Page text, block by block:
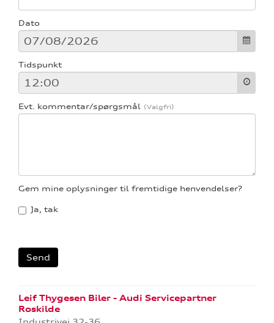
Dato
Tidspunkt
Evt. kommentar/spørgsmål
Gem mine oplysninger til fremtidige henvendelser?
Ja, tak
Leif Thygesen Biler - Audi Servicepartner
Roskilde